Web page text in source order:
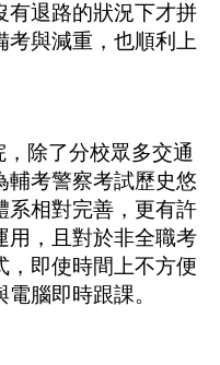
有退路的狀況下才拼
考與減重，也順利上
除了分校眾多交通
輔考警察考試歷史悠
系相對完善，更有許
用，且對於非全職考
，即使時間上不方便
腦即時跟課。